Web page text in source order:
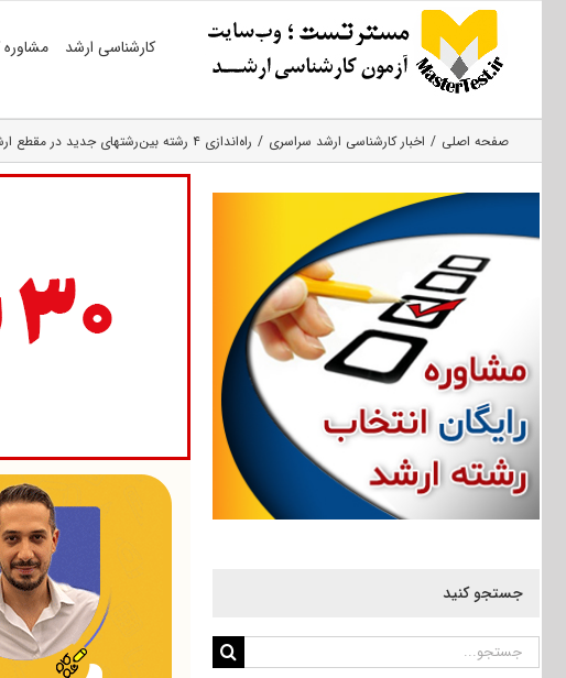
کارشناسی ارشد مشاوره
صفحه اصلی اخبار کارشناسی ارشد سراسری راه‌اندازی ۴ رشته بین‌رشته‎ای جدید در مقطع ارشد در دانشگاه شهید بهشتی
جستجو کنید
جستجو